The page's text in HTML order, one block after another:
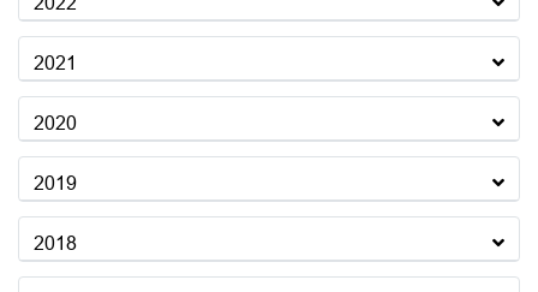
2021
2020
2019
2018